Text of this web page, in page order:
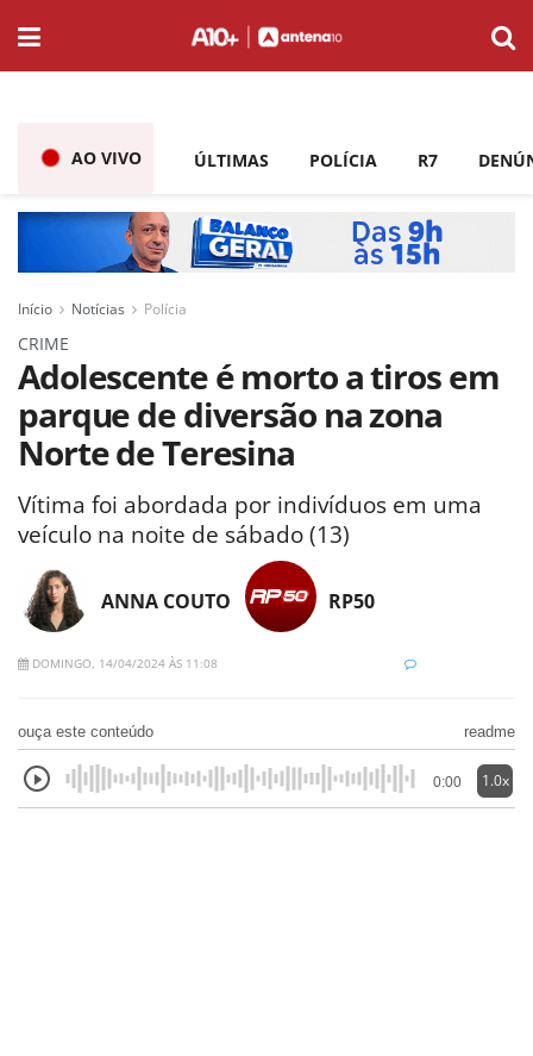
AO VIVO ÚLTIMAS POLÍCIA R7
Início Notícias Polícia
CRIME
Adolescente é morto a tiros em
parque de diversão na zona
Norte de Teresina
Vítima foi abordada por indivíduos em uma
veículo na noite de sábado (13)
ANNA COUTO RP50
DOMINGO, 14/04/2024 ÀS 11:08
ouça este conteúdo readme
0:00 1.0x